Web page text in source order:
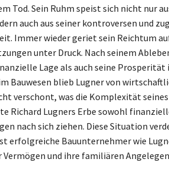
Tod. Sein Ruhm speist sich nicht nur
auch aus seiner kontroversen und
Immer wieder geriet sein Reichtum
unter Druck. Nach seinem
Lage als auch seine
Bauwesen blieb Lugner von
verschont, was die Komplexität
Richard Lugners Erbe sowohl
nach sich ziehen. Diese Situation
erfolgreiche Bauunternehmer wie
und ihre familiären